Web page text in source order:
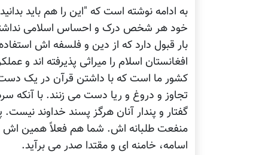
به ادامه نوشته است که "این را هم باید
خود هر شخص درک و احساس اسلامی نداشته
بار قبول دارد که از دین و فلسفه اش
افغانستان اسلام را میراثی پذیرفته اند و
کشور ما است که با داشتن قرآن در یک
تجاوز و دروغ و ریا دست می زنند. با آنکه
گفتار و پندار آنان هرگز پسند خداوند
منفعت طلبانه اش. شما هم فعلاً همین اش
اسامه، خامنه ای و مقتدا صدر می برآید.